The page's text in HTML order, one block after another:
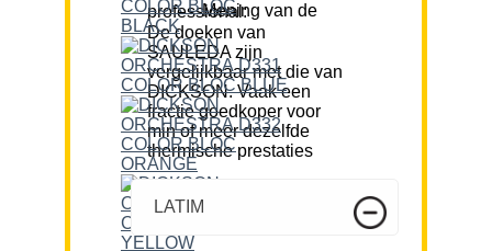
Mening van de professional:
De doeken van
SAULEDA zijn
vergelijkbaar met die van
DICKSON. Vaak een
fractie goedkoper voor
min of meer dezelfde
thermische prestaties
LATIM